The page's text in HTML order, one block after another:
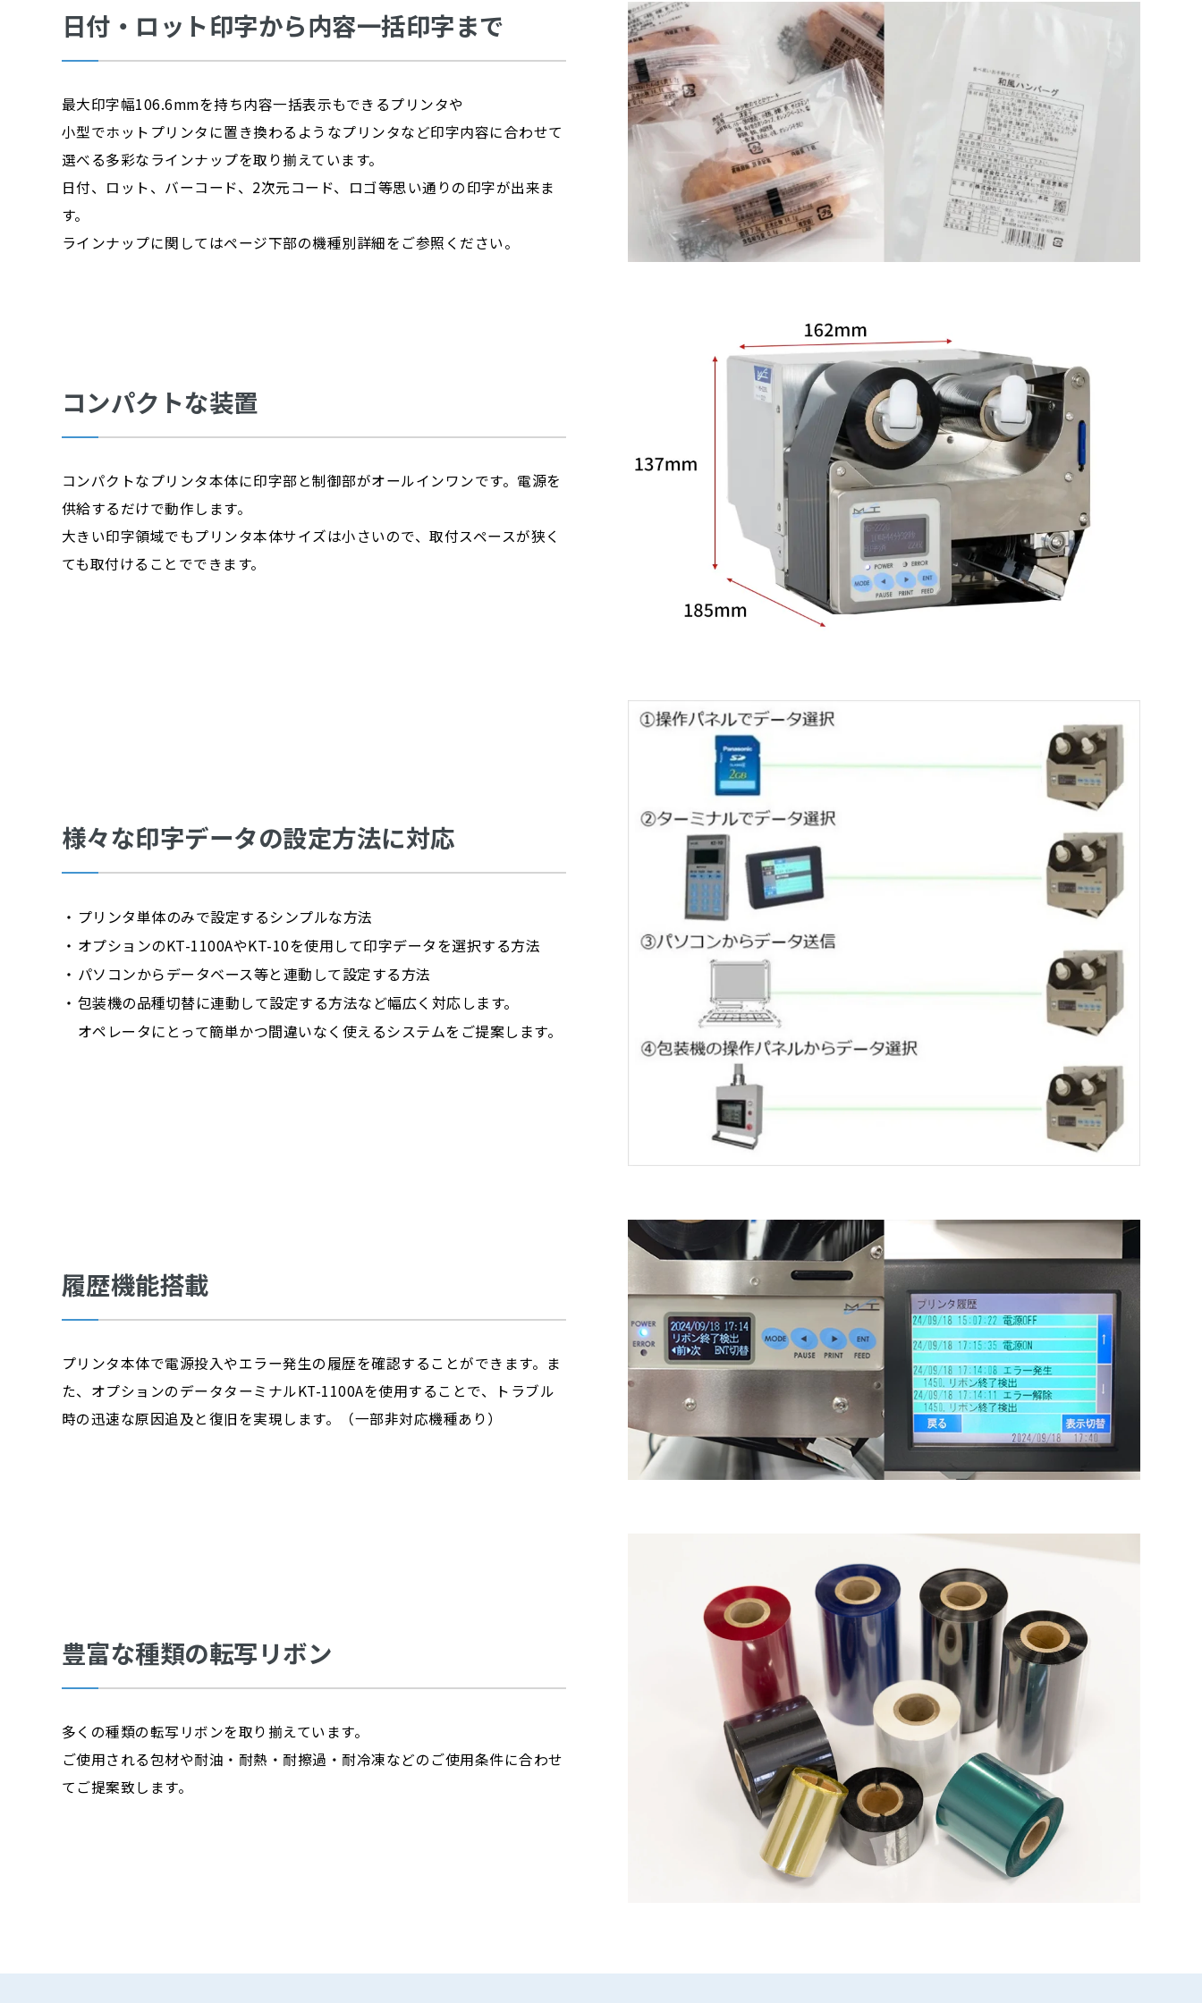
日付・ロット印字から内容一括印字まで
最大印字幅106.6mmを持ち内容一括表示もできるプリンタや
小型でホットプリンタに置き換わるようなプリンタなど印字内容に合わせて
選べる多彩なラインナップを取り揃えています。
日付、ロット、バーコード、2次元コード、ロゴ等思い通りの印字が出来ま
す。
ラインナップに関してはページ下部の機種別詳細をご参照ください。
コンパクトな装置
コンパクトなプリンタ本体に印字部と制御部がオールインワンです。電源を
供給するだけで動作します。
大きい印字領域でもプリンタ本体サイズは小さいので、取付スペースが狭く
ても取付けることでできます。
様々な印字データの設定方法に対応
プリンタ単体のみで設定するシンプルな方法
オプションのKT-1100AやKT-10を使用して印字データを選択する方法
パソコンからデータベース等と連動して設定する方法
包装機の品種切替に連動して設定する方法など幅広く対応します。
オペレータにとって簡単かつ間違いなく使えるシステムをご提案します。
履歴機能搭載
プリンタ本体で電源投入やエラー発生の履歴を確認することができます。ま
た、オプションのデータターミナルKT-1100Aを使用することで、トラブル
時の迅速な原因追及と復旧を実現します。（一部非対応機種あり）
豊富な種類の転写リボン
多くの種類の転写リボンを取り揃えています。
ご使用される包材や耐油・耐熱・耐擦過・耐冷凍などのご使用条件に合わせ
てご提案致します。